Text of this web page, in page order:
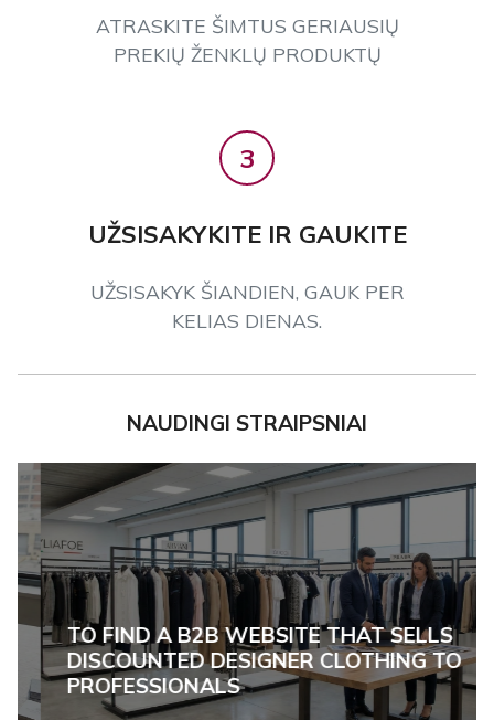
ATRASKITE ŠIMTUS GERIAUSIŲ
PREKIŲ ŽENKLŲ PRODUKTŲ
3
UŽSISAKYKITE IR GAUKITE
UŽSISAKYK ŠIANDIEN, GAUK PER
KELIAS DIENAS.
NAUDINGI STRAIPSNIAI
TO FIND A B2B WEBSITE THAT SELLS
DISCOUNTED DESIGNER CLOTHING TO
PROFESSIONALS